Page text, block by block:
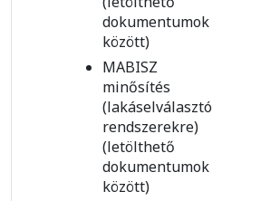
dokumentumok
között)
MABISZ
minősítés
(lakáselválasztó
rendszerekre)
(letölthető
dokumentumok
között)